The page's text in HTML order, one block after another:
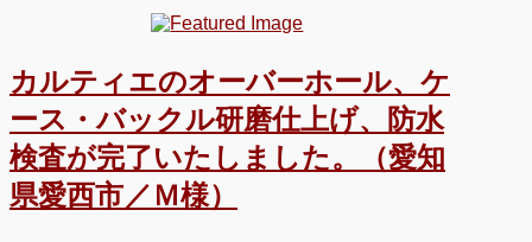
カルティエのオーバーホール、ケ
ース・バックル研磨仕上げ、防水
検査が完了いたしました。（愛知
県愛西市／Ｍ様）